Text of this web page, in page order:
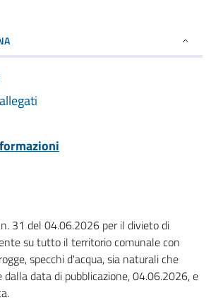
31 del 04.06.2026 per il divieto di
su tutto il territorio comunale con
specchi d'acqua, sia naturali che
data di pubblicazione, 04.06.2026, e